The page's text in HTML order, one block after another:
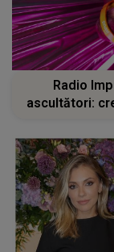
Radio
ascultători: